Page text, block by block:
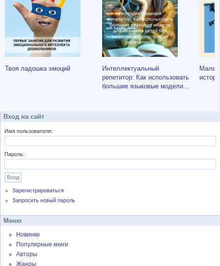
Твоя ладошка эмоций
Интеллектуальный
репетитор: Как использовать
большие языковые модели
Вход на сайт
Имя пользователя:
Пароль:
Зарегистрироваться
Запросить новый пароль
Меню
Новинки
Популярные книги
Авторы
Жанры